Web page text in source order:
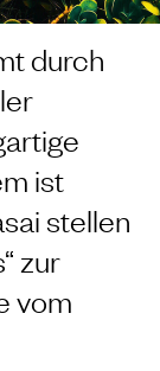
durch
ist
stellen
zur
vom